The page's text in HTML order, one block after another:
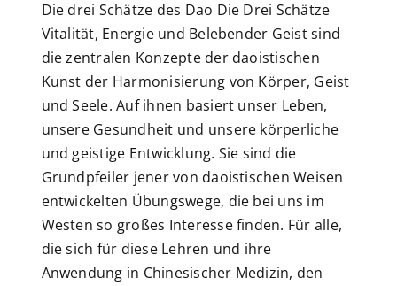
Die drei Schätze des Dao Die Drei Schätze
Vitalität, Energie und Belebender Geist sind
die zentralen Konzepte der daoistischen
Kunst der Harmonisierung von Körper, Geist
und Seele. Auf ihnen basiert unser Leben,
unsere Gesundheit und unsere körperliche
und geistige Entwicklung. Sie sind die
Grundpfeiler jener von daoistischen Weisen
entwickelten Übungswege, die bei uns im
Westen so großes Interesse finden. Für alle,
die sich für diese Lehren und ihre
Anwendung in Chinesischer Medizin, den